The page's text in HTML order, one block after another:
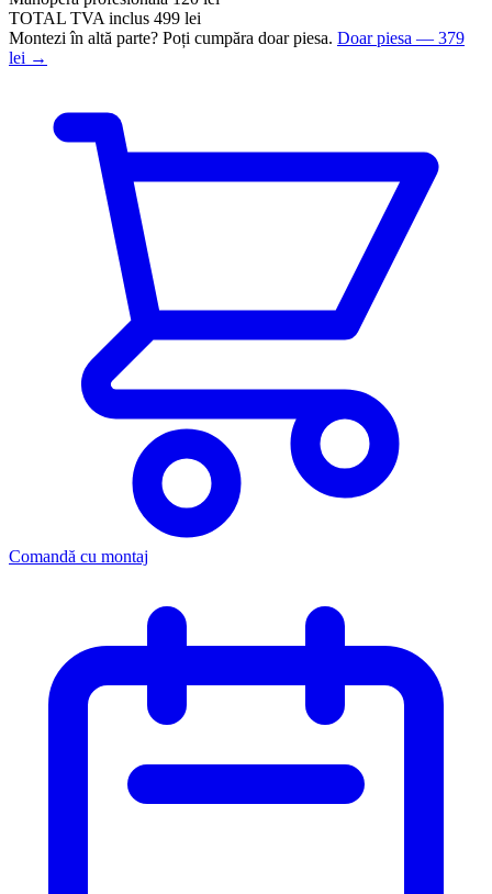
TOTAL TVA inclus 499 lei
Montezi în altă parte? Poți cumpăra doar piesa. Doar piesa — 379
lei →
Comandă cu montaj